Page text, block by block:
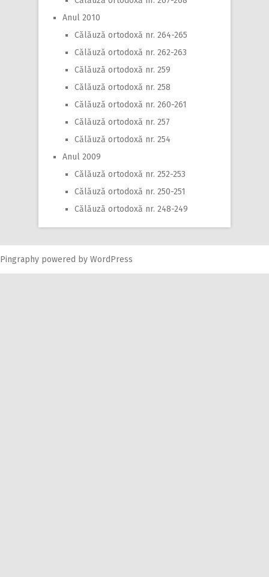
Anul 2010
Călăuză ortodoxă nr. 264-265
Călăuză ortodoxă nr. 262-263
Călăuză ortodoxă nr. 259
Călăuză ortodoxă nr. 258
Călăuză ortodoxă nr. 260-261
Călăuză ortodoxă nr. 257
Călăuză ortodoxă nr. 254
Anul 2009
Călăuză ortodoxă nr. 252-253
Călăuză ortodoxă nr. 250-251
Călăuză ortodoxă nr. 248-249
Pingraphy powered by WordPress